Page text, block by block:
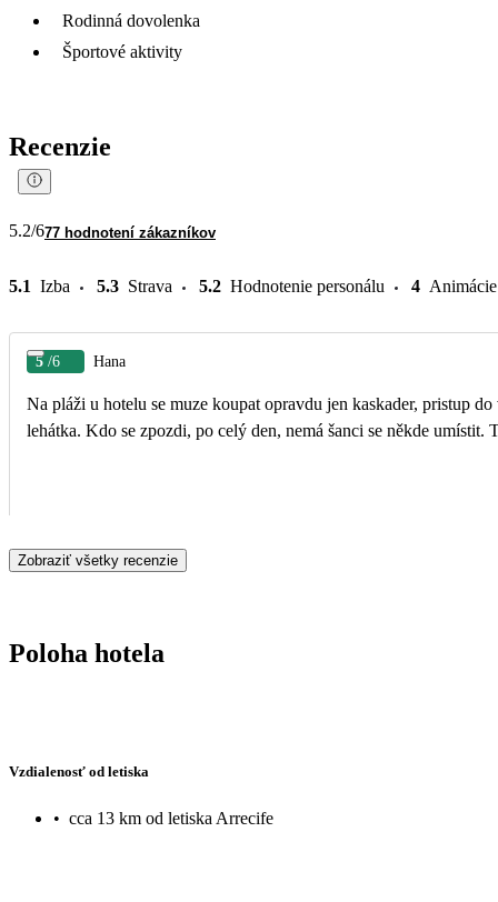
Rodinná dovolenka
Športové aktivity
Recenzie
5.2/677 hodnotení zákazníkov
5.1 Izba 5.3 Strava 5.2 Hodnotenie personálu 4 Animácie
5 /6 Hana
Na pláži u hotelu se muze koupat opravdu jen kaskader, pristup
lehátka. Kdo se zpozdi, po celý den, nemá šanci se někde
Zobraziť všetky recenzie
Poloha hotela
Vzdialenosť od letiska
• cca 13 km od letiska Arrecife